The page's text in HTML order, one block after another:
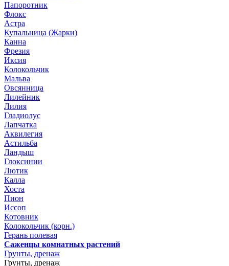
Папоротник
Флокс
Астра
Купальница (Жарки)
Канна
Фрезия
Иксия
Колокольчик
Мальва
Овсянница
Лилейник
Лилия
Гладиолус
Лапчатка
Аквилегия
Астильба
Ландыш
Глоксинии
Лютик
Калла
Хоста
Пион
Иссоп
Котовник
Колокольчик (корн.)
Герань полевая
Саженцы комнатных растений
Грунты, дренаж
Грунты, дренаж